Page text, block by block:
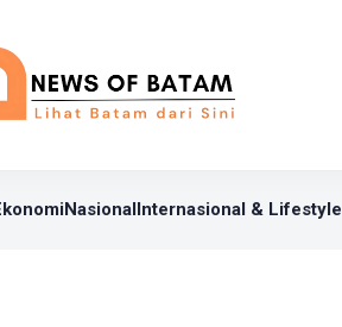
NasionalInternasional & Lifestyle